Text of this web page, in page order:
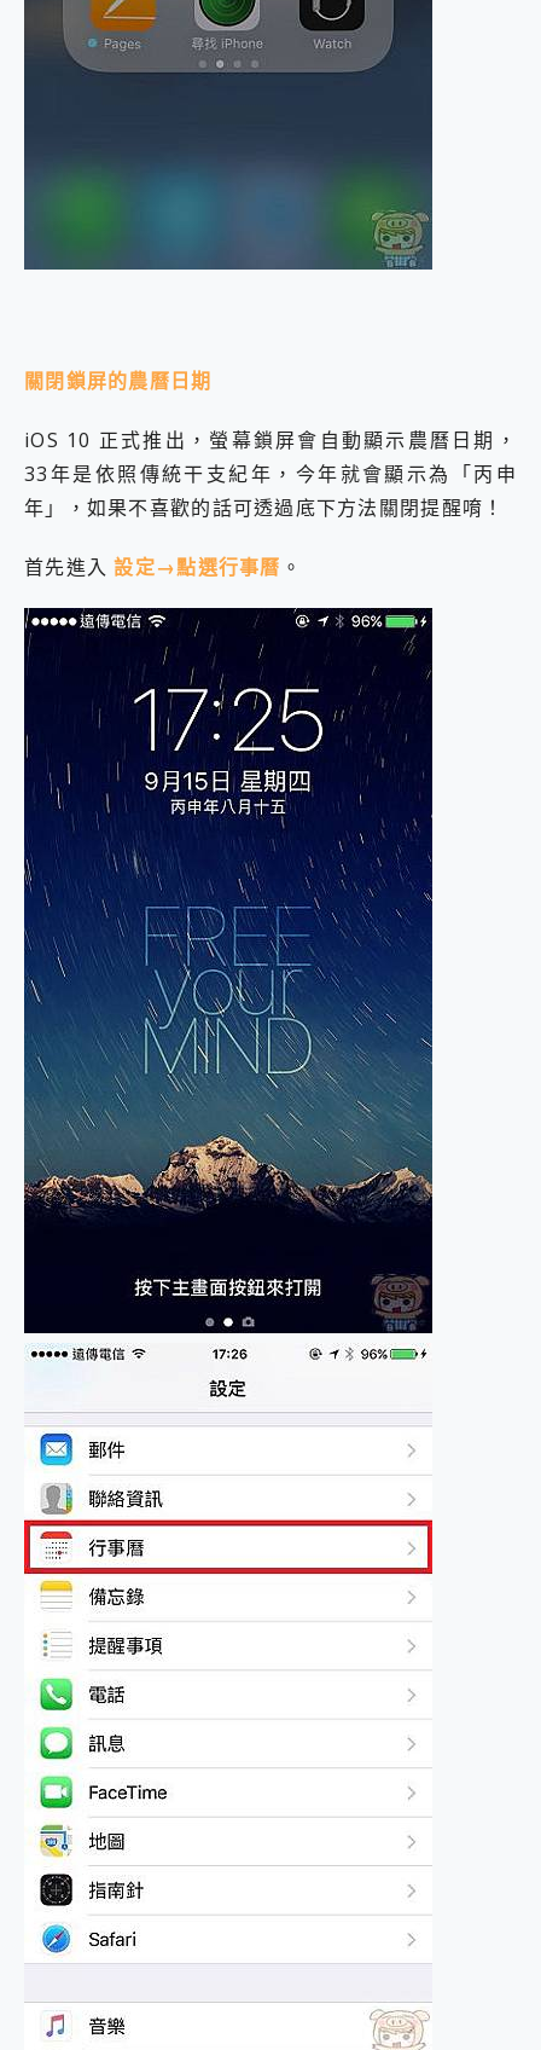
關閉鎖屏的農曆日期
iOS 10 正式推出，螢幕鎖屏會自動顯示農曆日期，
33年是依照傳統干支紀年，今年就會顯示為「丙申
年」，如果不喜歡的話可透過底下方法關閉提醒唷！
首先進入設定→點選行事曆 。